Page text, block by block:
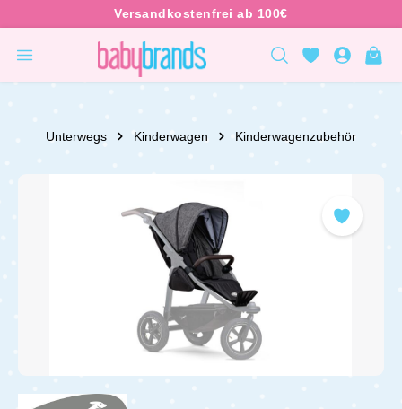
Unterwegs Kinderwagen Kinderwagenzubehör